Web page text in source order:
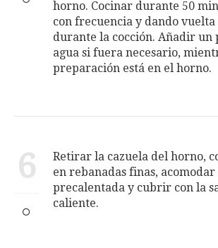
horno. Cocinar durante 50
con frecuencia y dando vuelta
durante la cocción. Añadir un
agua si fuera necesario,
preparación está en el horno.
6
Retirar la cazuela del horno,
en rebanadas finas,
precalentada y cubrir con la
caliente.